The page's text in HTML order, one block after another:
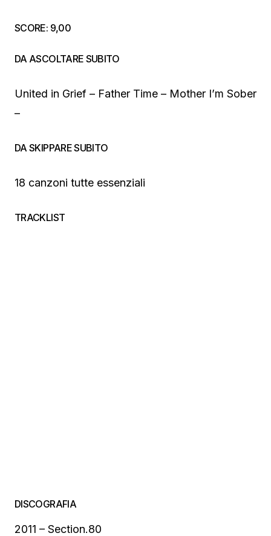
SCORE: 9,00
DA ASCOLTARE SUBITO
United in Grief – Father Time – Mother I’m Sober
–
DA SKIPPARE SUBITO
18 canzoni tutte essenziali
TRACKLIST
DISCOGRAFIA
2011 – Section.80